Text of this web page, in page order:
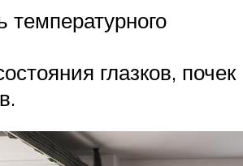
температурного
глазков, почек